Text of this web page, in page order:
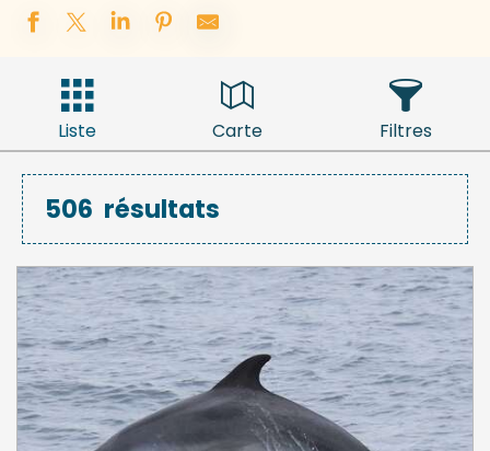
Liste Carte Filtres
506 résultats